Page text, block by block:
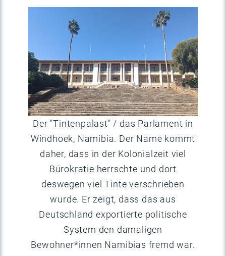
Der "Tintenpalast" / das Parlament in
Windhoek, Namibia. Der Name kommt
daher, dass in der Kolonialzeit viel
Bürokratie herrschte und dort
deswegen viel Tinte verschrieben
wurde. Er zeigt, dass das aus
Deutschland exportierte politische
System den damaligen
Bewohner*innen Namibias fremd war.